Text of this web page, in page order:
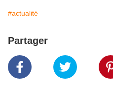
#actualité
Partager